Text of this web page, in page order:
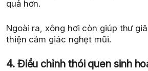
quả hơn.
Ngoài ra, xông hơi còn giúp thư
thiện cảm giác nghẹt mũi.
4. Điều chỉnh thói quen sinh